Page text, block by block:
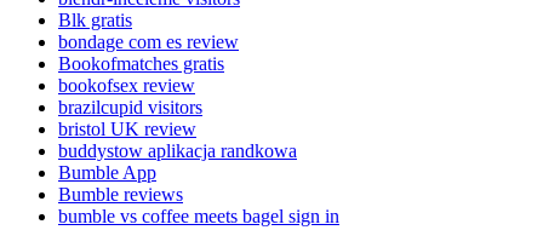
Blk gratis
bondage com es review
Bookofmatches gratis
bookofsex review
brazilcupid visitors
bristol UK review
buddystow aplikacja randkowa
Bumble App
Bumble reviews
bumble vs coffee meets bagel sign in